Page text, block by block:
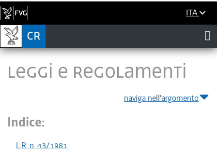
ITA
LEGGI E REGOLAMENTI
naviga nell'argomento
Indice:
L.R. n. 43/1981